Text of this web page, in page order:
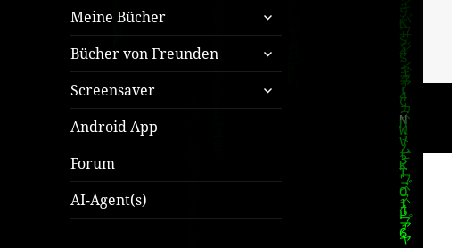
Meine Bücher
untermenü
öffnen
Bücher von Freunden
untermenü
öffnen
Screensaver
untermenü
öffnen
Android App
Forum
AI-Agent(s)